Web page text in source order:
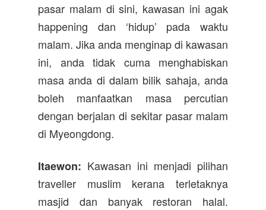
pasar malam di sini, kawasan ini agak
happening dan ‘hidup’ pada waktu
malam. Jika anda menginap di kawasan
ini, anda tidak cuma menghabiskan
masa anda di dalam bilik sahaja, anda
boleh manfaatkan masa percutian
dengan berjalan di sekitar pasar malam
di Myeongdong.
Itaewon: Kawasan ini menjadi pilihan
traveller muslim kerana terletaknya
masjid dan banyak restoran halal.